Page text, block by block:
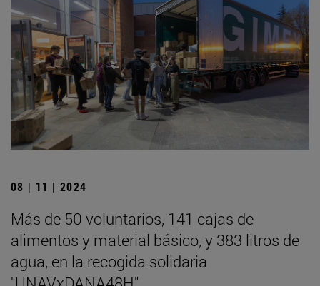
08 | 11 | 2024
Más de 50 voluntarios, 141 cajas de
alimentos y material básico, y 383 litros de
agua, en la recogida solidaria